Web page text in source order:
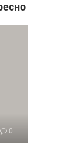
0